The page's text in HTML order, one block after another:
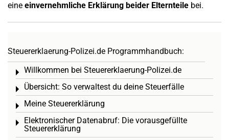
eine einvernehmliche Erklärung beider Elternteile bei.
Steuererklaerung-Polizei.de Programmhandbuch:
Willkommen bei Steuererklaerung-Polizei.de
Toggle menu
Übersicht: So verwaltest du deine Steuerfälle
Toggle menu
Meine Steuererklärung
Toggle menu
Elektronischer Datenabruf: Die vorausgefüllte
Steuererklärung
Toggle menu